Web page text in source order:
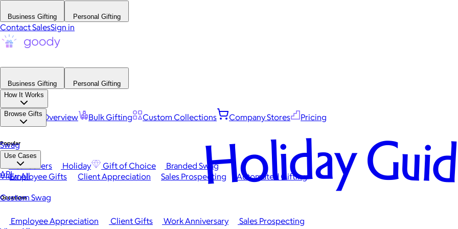
Business Gifting Personal Gifting
Contact SalesSign in
Business Gifting
Personal Gifting
How It Works
Platform Overview Bulk Gifting Custom Collections Company Stores Pricing
Browse Gifts
Popular
Best Sellers Holiday Gift of Choice
Branded Swag
View All
Occasions
Employee Appreciation Client Gifts Work Anniversary
Sales Prospecting
Swag
Use Cases
Employee Gifts Client Appreciation Sales Prospecting Automated Gifting
Custom Swag
API Holiday